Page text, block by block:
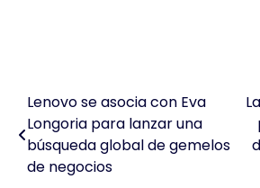
Navegación
de
entradas
Lenovo se asocia con Eva
Longoria para lanzar una
búsqueda global de gemelos
de negocios